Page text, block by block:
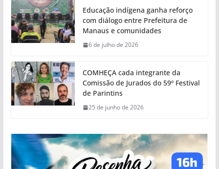
Educação indígena ganha reforço
com diálogo entre Prefeitura de
Manaus e comunidades
6 de julho de 2026
COMHEÇA cada integrante da
Comissão de Jurados do 59º Festival
de Parintins
25 de junho de 2026